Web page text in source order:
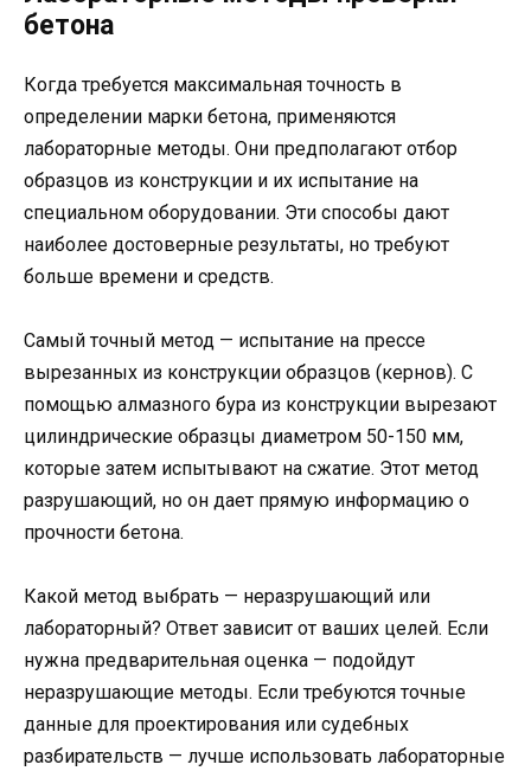
бетона
Когда требуется максимальная точность в
определении марки бетона, применяются
лабораторные методы. Они предполагают отбор
образцов из конструкции и их испытание на
специальном оборудовании. Эти способы дают
наиболее достоверные результаты, но требуют
больше времени и средств.
Самый точный метод — испытание на прессе
вырезанных из конструкции образцов (кернов). С
помощью алмазного бура из конструкции вырезают
цилиндрические образцы диаметром 50-150 мм,
которые затем испытывают на сжатие. Этот метод
разрушающий, но он дает прямую информацию о
прочности бетона.
Какой метод выбрать — неразрушающий или
лабораторный? Ответ зависит от ваших целей. Если
нужна предварительная оценка — подойдут
неразрушающие методы. Если требуются точные
данные для проектирования или судебных
разбирательств — лучше использовать лабораторные